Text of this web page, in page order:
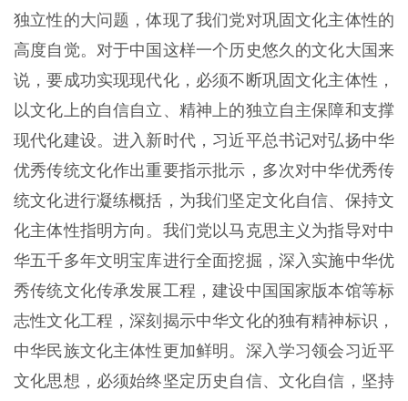
独立性的大问题，体现了我们党对巩固文化主体性的
高度自觉。对于中国这样一个历史悠久的文化大国来
说，要成功实现现代化，必须不断巩固文化主体性，
以文化上的自信自立、精神上的独立自主保障和支撑
现代化建设。进入新时代，习近平总书记对弘扬中华
优秀传统文化作出重要指示批示，多次对中华优秀传
统文化进行凝练概括，为我们坚定文化自信、保持文
化主体性指明方向。我们党以马克思主义为指导对中
华五千多年文明宝库进行全面挖掘，深入实施中华优
秀传统文化传承发展工程，建设中国国家版本馆等标
志性文化工程，深刻揭示中华文化的独有精神标识，
中华民族文化主体性更加鲜明。深入学习领会习近平
文化思想，必须始终坚定历史自信、文化自信，坚持